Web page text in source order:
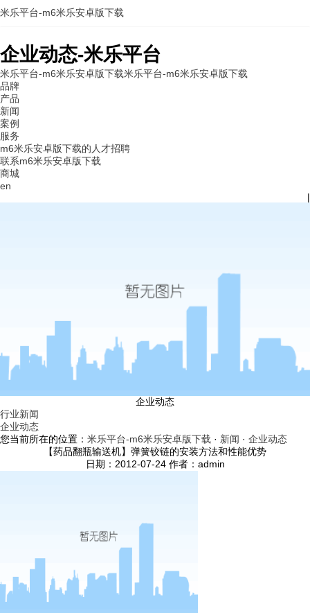
企业动态-米乐平台
米乐平台-m6米乐安卓版下载米乐平台-m6米乐安卓版下载
品牌
产品
新闻
案例
服务
m6米乐安卓版下载的人才招聘
联系m6米乐安卓版下载
商城
en
|
米乐平台-m6米乐安卓版下载
企业动态
行业新闻
企业动态
您当前所在的位置： 米乐平台-m6米乐安卓版下载 · 新闻 · 企业动态
【药品翻瓶输送机】弹簧铰链的安装方法和性能优势
日期：2012-07-24 作者：admin